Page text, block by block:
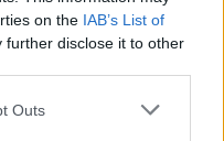
on the IAB’s List of
further disclose it to other
Outs
a tisková mluvčí Miriam
končí na České
iniciativy. Na dotaz ČTK
(za Motoristy). O jejich
na ČIŽP.